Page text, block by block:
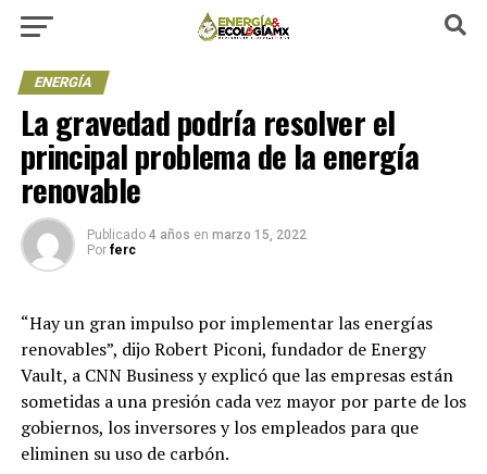
ENERGÍA
La gravedad podría resolver el
principal problema de la energía
renovable
Publicado 4 años en marzo 15, 2022
Por ferc
“Hay un gran impulso por implementar las energías
renovables”, dijo Robert Piconi, fundador de Energy
Vault, a CNN Business y explicó que las empresas están
sometidas a una presión cada vez mayor por parte de los
gobiernos, los inversores y los empleados para que
eliminen su uso de carbón.